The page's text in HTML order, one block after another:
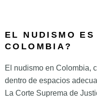
EL NUDISMO
COLOMBIA?
El nudismo en Colombia,
dentro de espacios
La Corte Suprema de